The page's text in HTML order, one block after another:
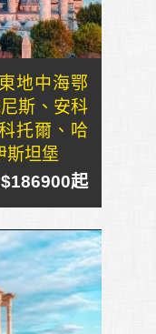
地中海鄂
斯、安科
托爾、哈
斯坦堡
$186900起